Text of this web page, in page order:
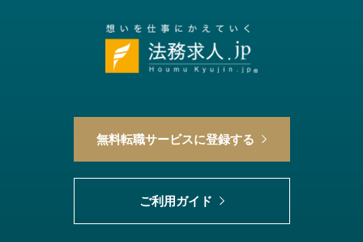
無料転職サービスに登録する
ご利用ガイド